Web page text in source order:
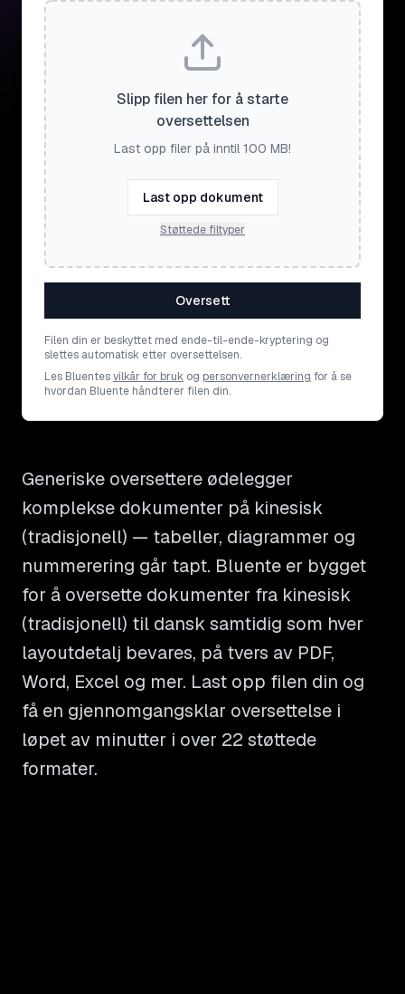
Slipp filen her for å starte
oversettelsen
Last opp filer på inntil 100 MB!
Last opp dokument
Støttede filtyper
Oversett
Filen din er beskyttet med ende-til-ende-kryptering og
slettes automatisk etter oversettelsen.
Les Bluentesvilkår for bruk og personvernerklæring for å se
hvordan Bluente håndterer filen din.
Generiske oversettere ødelegger
komplekse dokumenter på kinesisk
(tradisjonell) — tabeller, diagrammer og
nummerering går tapt. Bluente er bygget
for å oversette dokumenter fra kinesisk
(tradisjonell) til dansk samtidig som hver
layoutdetalj bevares, på tvers av PDF,
Word, Excel og mer. Last opp filen din og
få en gjennomgangsklar oversettelse i
løpet av minutter i over 22 støttede
formater.